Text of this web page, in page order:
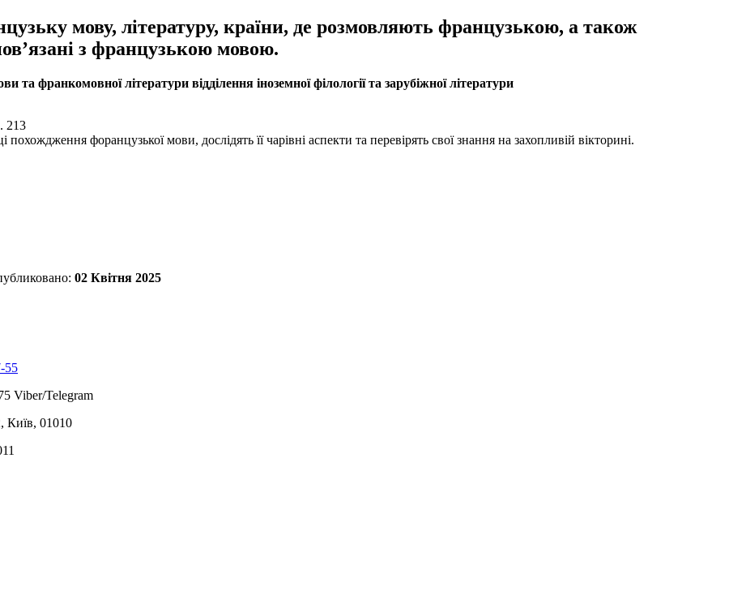
мову, літературу, країни, де розмовляють французькою, а також
з французькою мовою.
франкомовної літератури відділення іноземної філології та зарубіжної літератури
213
форанцузької мови, дослідять її чарівні аспекти та перевірять свої знання на захопливій вікторині.
02 Квітня 2025
55
Viber/Telegram
Київ, 01010